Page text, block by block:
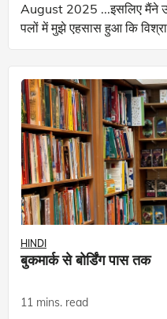
August 2025 ...इसलिए मैंने उसे चालू ही नहीं किया। उन शांत
पलों में मुझे एहसास हुआ कि विश्रान्ति भरा एक दिन कितना शक्तिशाली
हो सकता है... जब मैं
HINDI
बुकमार्क से बोर्डिंग पास तक
11 mins. read